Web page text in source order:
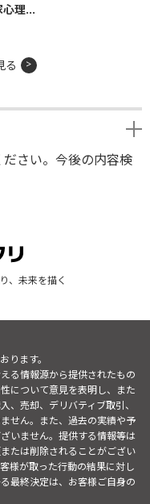
理...
る
さい。今後の内容検
、未来を描く
ります。
る情報源から提供されたもの
について意見を表明し、また
、売却、デリバティブ取引、
せん。また、過去の実績や予
いません。提供する情報等は
たは削除されることがござい
様が取った行動の結果に対し
最終決定は、お客様ご自身の